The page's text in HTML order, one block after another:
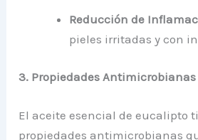
Reducción de
pieles irritadas y con
3. Propiedades Antimicrobianas
El aceite esencial de eucalipto
propiedades antimicrobianas